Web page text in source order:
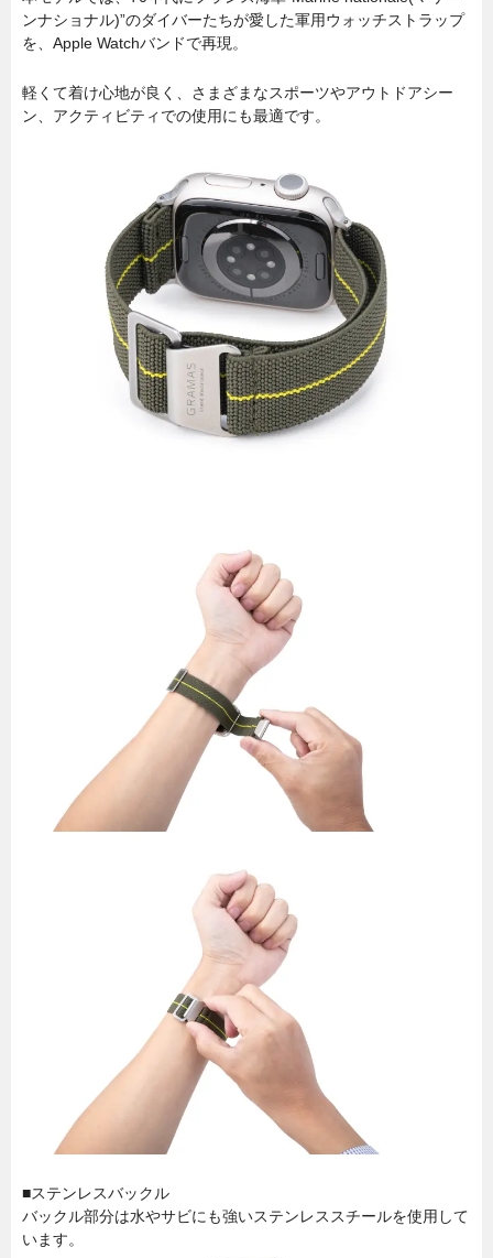
ンナショナル)”のダイバーたちが愛した軍用ウォッチストラップ
を、Apple Watchバンドで再現。
軽くて着け心地が良く、さまざまなスポーツやアウトドアシー
ン、アクティビティでの使用にも最適です。
■ステンレスバックル
バックル部分は水やサビにも強いステンレススチールを使用して
います。